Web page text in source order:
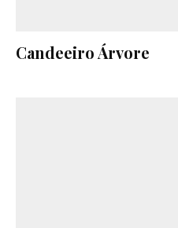
Candeeiro Árvore